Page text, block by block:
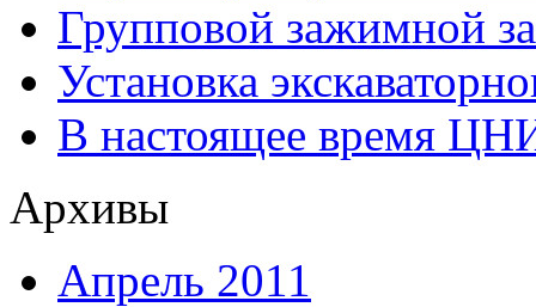
Групповой зажимной
Установка
В настоящее время
Архивы
Апрель 2011